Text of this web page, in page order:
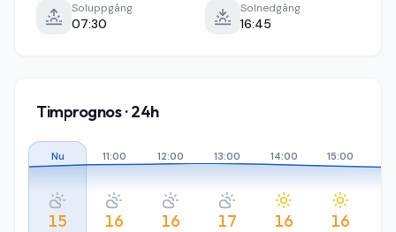
Soluppgång
07:30
Solnedgång
16:45
Timprognos · 24h
Nu
15
11:00
16
12:00
16
13:00
17
14:00
16
15:00
16